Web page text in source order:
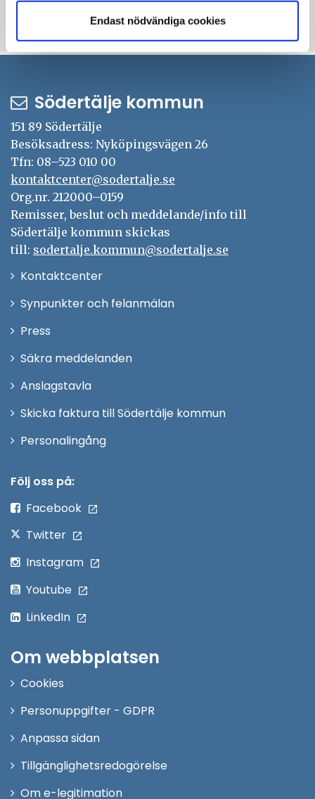
Endast nödvändiga cookies
72 73 74(Aktuell)
75 76 77
Södertälje kommun
151 89 Södertälje
Besöksadress: Nyköpingsvägen 26
Tfn: 08–523 010 00
kontaktcenter@sodertalje.se
Org.nr. 212000–0159
Remisser, beslut och meddelande/info till
Södertälje kommun skickas
till: sodertalje.kommun@sodertalje.se
KontaktcenterÖppna
Synpunkter och felanmälan
Press
fönster
Säkra meddelanden
Anslagstavla
Skicka faktura till Södertälje kommun
PersonalingångÖppna
Följ oss på:
Facebook
Twitter
Instagram
Youtube
LinkedIn
Om webbplatsen
Cookies
Personuppgifter - GDPR
Anpassa sidan
Tillgänglighetsredogörelse
Om e-legitimation